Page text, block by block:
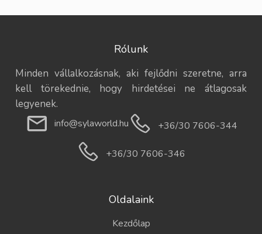
Rólunk
Minden vállalkozásnak, aki fejlődni szeretne, arra
kell törekednie, hogy hirdetései ne átlagosak
legyenek.
info@sylaworld.hu +36/30 7606-344
+36/30 7606-346
Oldalaink
Kezdőlap